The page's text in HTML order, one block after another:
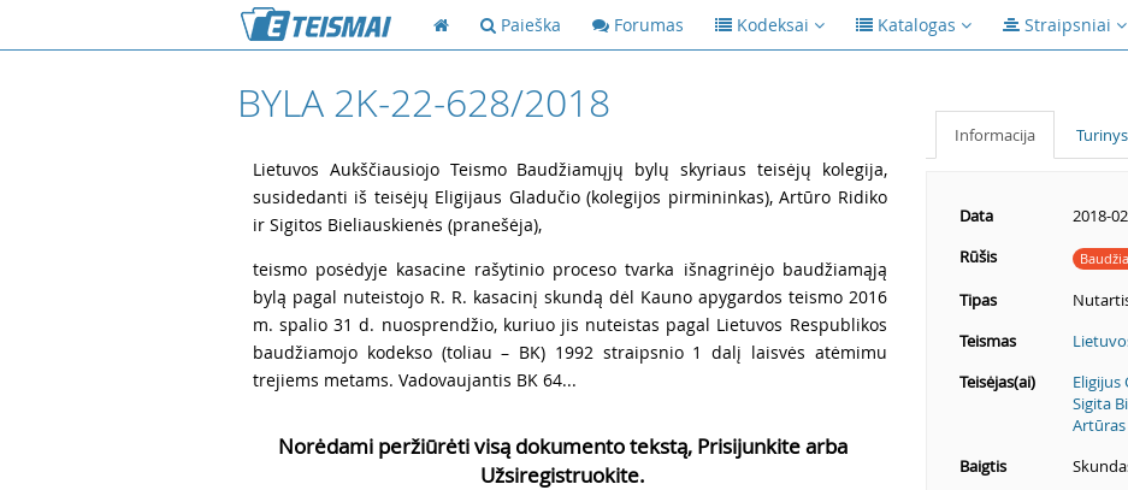
Paieška Forumas Kodeksai Katalogas Straipsniai
BYLA 2K-22-628/2018
Lietuvos Aukščiausiojo Teismo Baudžiamųjų bylų skyriaus teisėjų kolegija,
susidedanti iš teisėjų Eligijaus Gladučio (kolegijos pirmininkas), Artūro Ridiko
ir Sigitos Bieliauskienės (pranešėja),
teismo posėdyje kasacine rašytinio proceso tvarka išnagrinėjo baudžiamąją
bylą pagal nuteistojo R. R. kasacinį skundą dėl Kauno apygardos teismo 2016
m. spalio 31 d. nuosprendžio, kuriuo jis nuteistas pagal Lietuvos Respublikos
baudžiamojo kodekso (toliau – BK) 1992 straipsnio 1 dalį laisvės atėmimu
trejiems metams. Vadovaujantis BK 64...
Norėdami peržiūrėti visą dokumento tekstą, Prisijunkite arba
Užsiregistruokite.
Informacija Turinys
Data
2018-
Rūšis
Tipas
Teismas
Teisėjas(ai)
Eligijus
Sigita
Artūras
Baigtis